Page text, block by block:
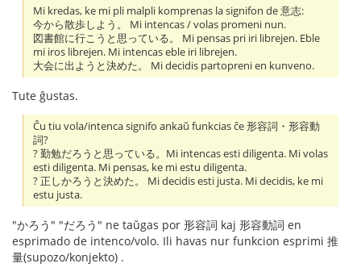
Mi kredas, ke mi pli malpli komprenas la signifon de 意志:
今から散歩しよう。 Mi intencas / volas promeni nun.
図書館に行こうと思っている。 Mi pensas pri iri librejen. Eble
mi iros librejen. Mi intencas eble iri librejen.
大会に出ようと決めた。 Mi decidis partopreni en kunveno.
Tute ĝustas.
Ĉu tiu vola/intenca signifo ankaŭ funkcias ĉe 形容詞・形容動
詞?
? 勤勉だろうと思っている。Mi intencas esti diligenta. Mi volas
esti diligenta. Mi pensas, ke mi estu diligenta.
? 正しかろうと決めた。 Mi decidis esti justa. Mi decidis, ke mi
estu justa.
"かろう" "だろう" ne taŭgas por 形容詞 kaj 形容動詞 en
esprimado de intenco/volo. Ili havas nur funkcion esprimi 推
量(supozo/konjekto) .